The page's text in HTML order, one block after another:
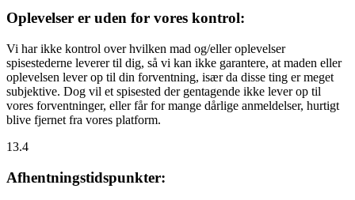
Oplevelser er uden for vores kontrol:
Vi har ikke kontrol over hvilken mad og/eller oplevelser
spisestederne leverer til dig, så vi kan ikke garantere, at maden eller
oplevelsen lever op til din forventning, især da disse ting er meget
subjektive. Dog vil et spisested der gentagende ikke lever op til
vores forventninger, eller får for mange dårlige anmeldelser, hurtigt
blive fjernet fra vores platform.
13.4
Afhentningstidspunkter: